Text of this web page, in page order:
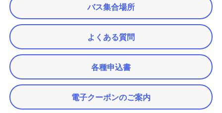
バス集合場所
よくある質問
各種申込書
電子クーポンのご案内